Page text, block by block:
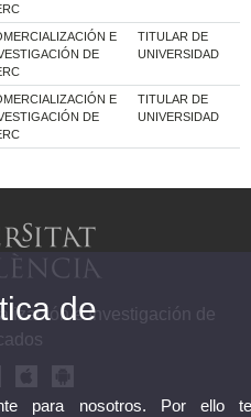
E
DE
TITULAR DE
UNIVERSIDAD
E
DE
TITULAR DE
UNIVERSIDAD
e Investigación de
de
para nosotros. Por ello